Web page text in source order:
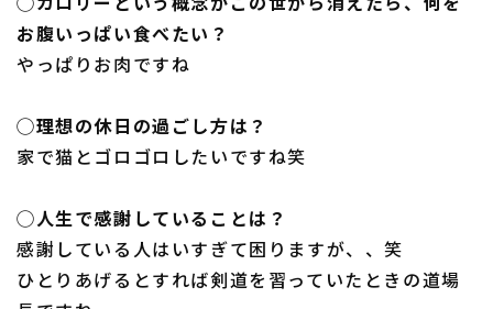
お腹いっぱい食べたい？
やっぱりお肉ですね
◯理想の休日の過ごし方は？
家で猫とゴロゴロしたいですね笑
◯人生で感謝していることは？
感謝している人はいすぎて困りますが、、笑
ひとりあげるとすれば剣道を習っていたときの道場